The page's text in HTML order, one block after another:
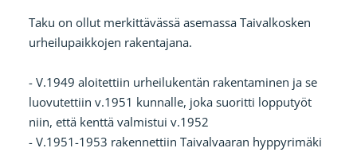
Taku on ollut merkittävässä asemassa Taivalkosken
urheilupaikkojen rakentajana.
- V.1949 aloitettiin urheilukentän rakentaminen ja se
luovutettiin v.1951 kunnalle, joka suoritti lopputyöt
niin, että kenttä valmistui v.1952
- V.1951-1953 rakennettiin Taivalvaaran hyppyrimäki